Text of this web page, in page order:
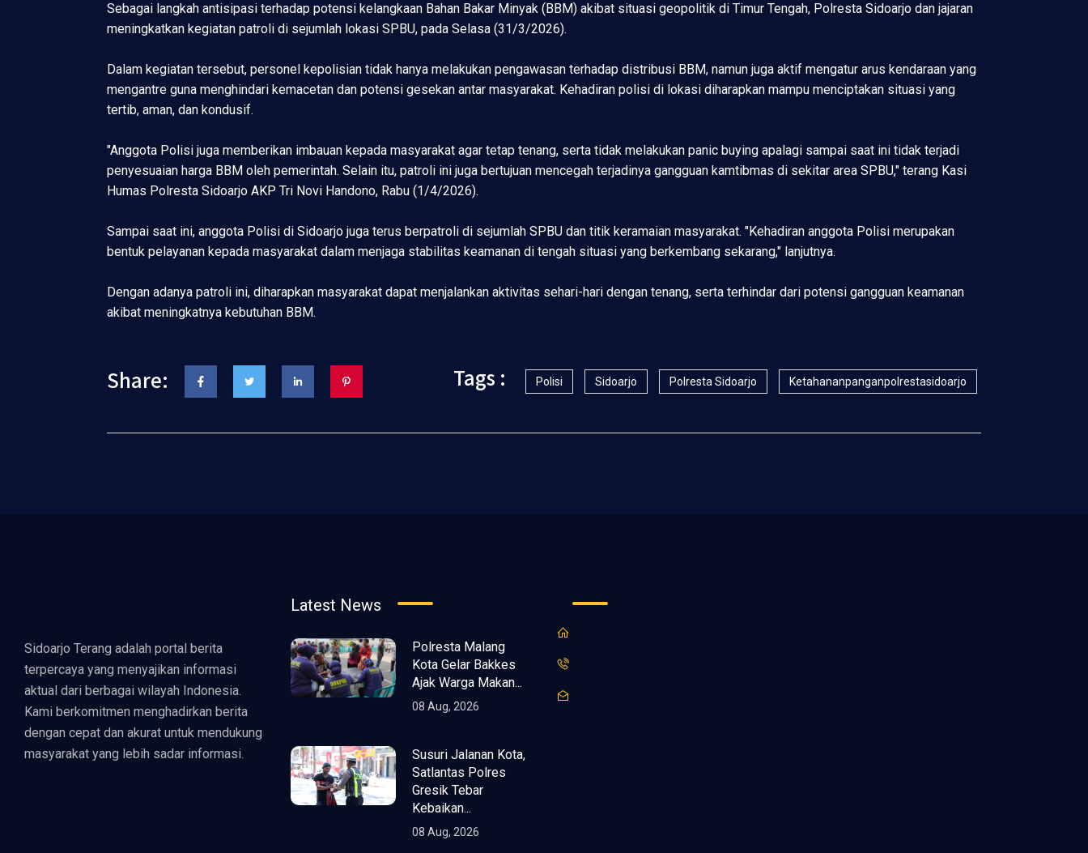
Sebagai langkah antisipasi terhadap potensi kelangkaan Bahan Bakar Minyak (BBM) akibat situasi geopolitik di Timur Tengah, Polresta Sidoarjo dan jajaran
meningkatkan kegiatan patroli di sejumlah lokasi SPBU, pada Selasa (31/3/2026).
Dalam kegiatan tersebut, personel kepolisian tidak hanya melakukan pengawasan terhadap distribusi BBM, namun juga aktif mengatur arus kendaraan yang
mengantre guna menghindari kemacetan dan potensi gesekan antar masyarakat. Kehadiran polisi di lokasi diharapkan mampu menciptakan situasi yang
tertib, aman, dan kondusif.
"Anggota Polisi juga memberikan imbauan kepada masyarakat agar tetap tenang, serta tidak melakukan panic buying apalagi sampai saat ini tidak terjadi
penyesuaian harga BBM oleh pemerintah. Selain itu, patroli ini juga bertujuan mencegah terjadinya gangguan kamtibmas di sekitar area SPBU," terang Kasi
Humas Polresta Sidoarjo AKP Tri Novi Handono, Rabu (1/4/2026).
Sampai saat ini, anggota Polisi di Sidoarjo juga terus berpatroli di sejumlah SPBU dan titik keramaian masyarakat. "Kehadiran anggota Polisi merupakan
bentuk pelayanan kepada masyarakat dalam menjaga stabilitas keamanan di tengah situasi yang berkembang sekarang," lanjutnya.
Dengan adanya patroli ini, diharapkan masyarakat dapat menjalankan aktivitas sehari-hari dengan tenang, serta terhindar dari potensi gangguan keamanan
akibat meningkatnya kebutuhan BBM.
Share: Tags : Polisi Sidoarjo Polresta Sidoarjo Ketahananpanganpolrestasidoarjo
Sidoarjo Terang adalah portal berita
terpercaya yang menyajikan informasi
aktual dari berbagai wilayah Indonesia.
Kami berkomitmen menghadirkan berita
dengan cepat dan akurat untuk mendukung
masyarakat yang lebih sadar informasi.
Latest News
Polresta Malang
Kota Gelar Bakkes
Ajak Warga Makan...
08 Aug, 2026
Susuri Jalanan Kota,
Satlantas Polres
Gresik Tebar
Kebaikan...
08 Aug, 2026